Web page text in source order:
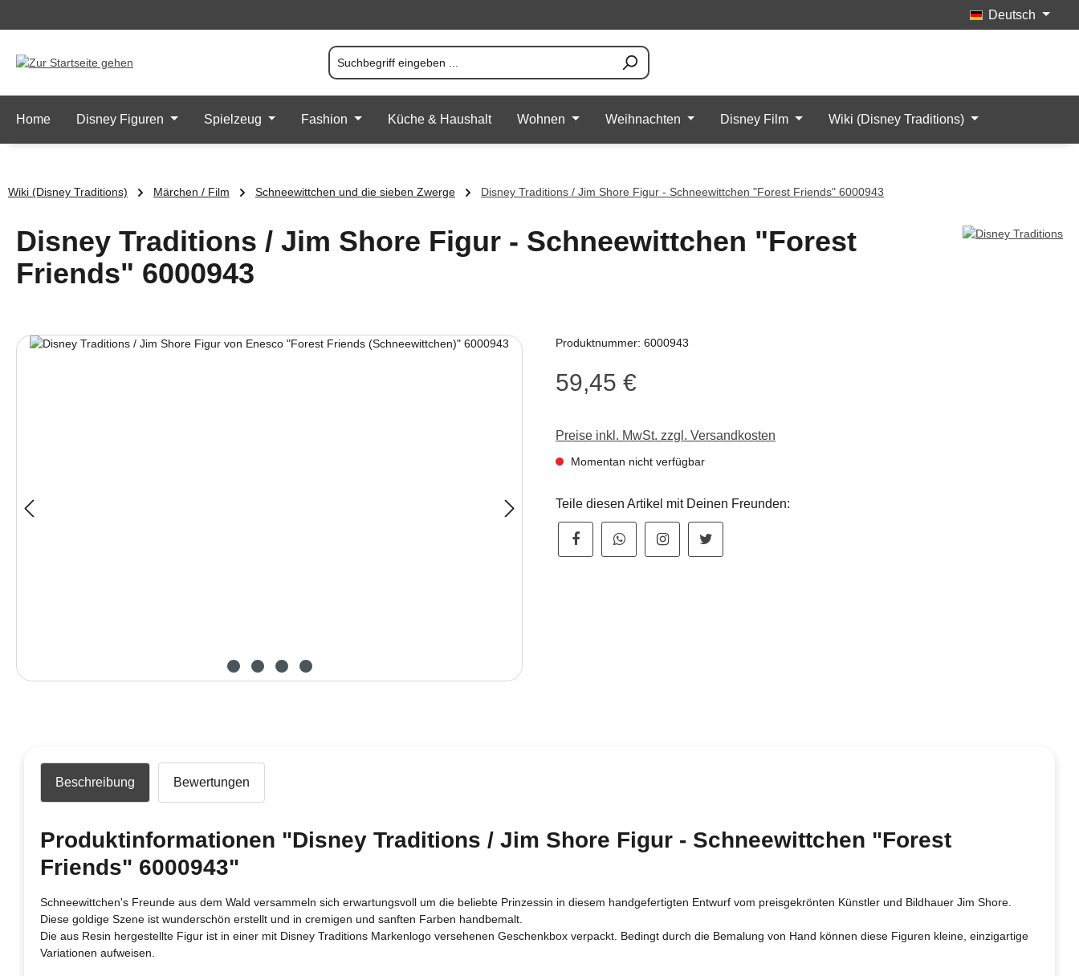
Deutsch
Home Disney Figuren Spielzeug Fashion Küche & Haushalt Wohnen Weihnachten Disney Film Wiki (Disney Traditions)
Wiki (Disney Traditions) Märchen / Film Schneewittchen und die sieben Zwerge Disney Traditions / Jim Shore Figur - Schneewittchen "Forest Friends" 6000943
Disney Traditions / Jim Shore Figur - Schneewittchen "Forest
Friends" 6000943
Bildergalerie überspringen Produktnummer: 6000943
Regulärer Preis:
59,45 €
Preise inkl. MwSt. zzgl. Versandkosten
Momentan nicht verfügbar
Teile diesen Artikel mit Deinen Freunden:
Beschreibung Bewertungen
Produktinformationen "Disney Traditions / Jim Shore Figur - Schneewittchen "Forest
Friends" 6000943"
Schneewittchen's Freunde aus dem Wald versammeln sich erwartungsvoll um die beliebte Prinzessin in diesem handgefertigten Entwurf vom preisgekrönten Künstler und Bildhauer Jim Shore.
Diese goldige Szene ist wunderschön erstellt und in cremigen und sanften Farben handbemalt.
Die aus Resin hergestellte Figur ist in einer mit Disney Traditions Markenlogo versehenen Geschenkbox verpackt. Bedingt durch die Bemalung von Hand können diese Figuren kleine, einzigartige
Variationen aufweisen.